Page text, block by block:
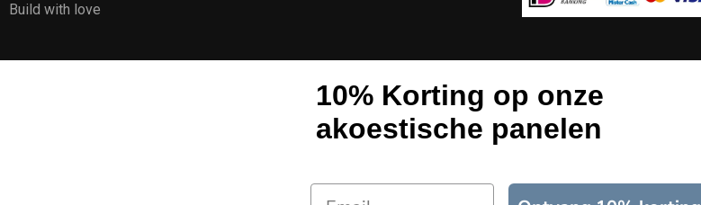
Build with love
10% Korting op onze
akoestische panelen